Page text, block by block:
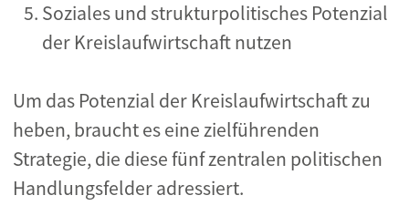
Soziales und strukturpolitisches Potenzial
der Kreislaufwirtschaft nutzen
Um das Potenzial der Kreislaufwirtschaft zu
heben, braucht es eine zielführenden
Strategie, die diese fünf zentralen politischen
Handlungsfelder adressiert.